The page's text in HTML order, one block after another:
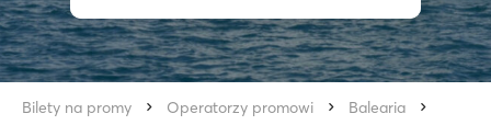
Bilety na promy Operatorzy promowi
Balearia